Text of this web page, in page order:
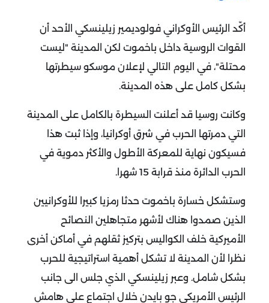
أكّد الرئيس الأوكراني فولوديمير زيلينسكي الأحد أن
القوات الروسية داخل باخموت لكن المدينة "ليست
محتلة"، في اليوم التالي لإعلان موسكو سيطرتها
بشكل كامل على هذه المدينة.
وكانت روسيا قد أعلنت السيطرة بالكامل على المدينة
التي دمرتها الحرب في شرق أوكرانيا، وإذا ثبت هذا
فسيكون نهاية للمعركة الأطول والأكثر دموية في
الحرب الدائرة منذ قرابة 15 شهرا.
وستشكل خسارة باخموت حدثا رمزيا كبيرا للأوكرانيين
الذين صمدوا هناك لأشهر متجاهلين النصائح
الأميركية خلف الكواليس بتركيز ثقلهم في أماكن أخرى
نظرا لأن المدينة لا تشكل أهمية استراتيجية للحرب
بشكل شامل. وعبر زيلينسكي الذي جلس الى جانب
الرئيس الأمريكي جو بايدن خلال اجتماع على هامش